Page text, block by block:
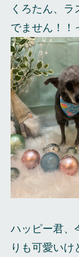
くろたん、ラ
でません！！
ハッピー君、
りも可愛い